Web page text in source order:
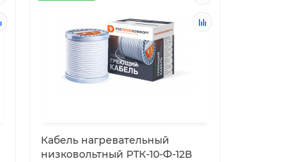
Кабель нагревательный
низковольтный РТК-10-Ф-12В